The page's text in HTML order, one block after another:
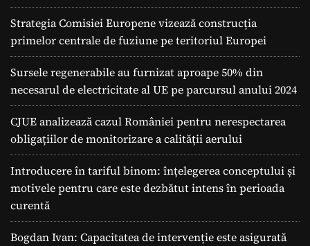
Strategia Comisiei Europene vizează construcția
primelor centrale de fuziune pe teritoriul Europei
Sursele regenerabile au furnizat aproape 50% din
necesarul de electricitate al UE pe parcursul anului 2024
CJUE analizează cazul României pentru nerespectarea
obligațiilor de monitorizare a calității aerului
Introducere în tariful binom: înțelegerea conceptului și
motivele pentru care este dezbătut intens în perioada
curentă
Bogdan Ivan: Capacitatea de intervenție este asigurată